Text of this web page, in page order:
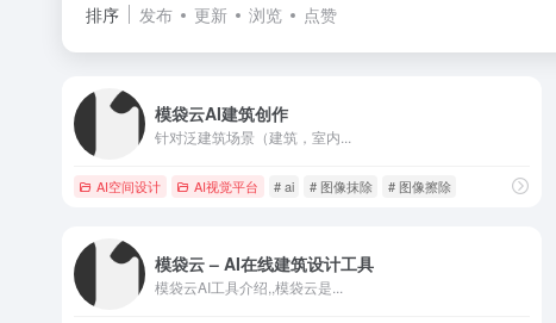
排序 发布 更新 浏览 点赞
模袋云AI建筑创作
针对泛建筑场景（建筑，室内...
AI空间设计 AI视觉平台 # ai # 图像抹除 # 图像擦除
模袋云 – AI在线建筑设计工具
模袋云AI工具介绍,,模袋云是...